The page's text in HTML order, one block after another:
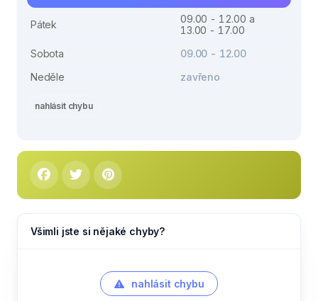
Pátek
09.00 - 12.00 a
13.00 - 17.00
Sobota
09.00 - 12.00
Neděle
zavřeno
nahlásit chybu
Všimli jste si nějaké chyby?
nahlásit chybu